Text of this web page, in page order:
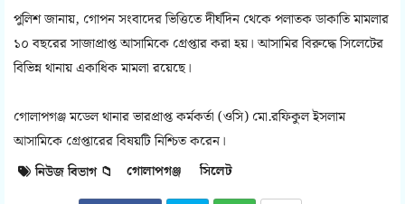
পুলিশ জানায়, গোপন সংবাদের ভিত্তিতে দীর্ঘদিন থেকে পলাতক ডাকাতি মামলার
১০ বছরের সাজাপ্রাপ্ত আসামিকে গ্রেপ্তার করা হয়। আসামির বিরুদ্ধে সিলেটের
বিভিন্ন থানায় একাধিক মামলা রয়েছে।
গোলাপগঞ্জ মডেল থানার ভারপ্রাপ্ত কর্মকর্তা (ওসি) মো.রফিকুল ইসলাম
আসামিকে গ্রেপ্তারের বিষয়টি নিশ্চিত করেন।
নিউজ বিভাগ 📁 গোলাপগঞ্জ সিলেট